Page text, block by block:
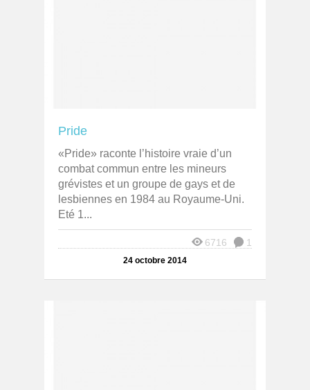
Pride
«Pride» raconte l’histoire vraie d’un
combat commun entre les mineurs
grévistes et un groupe de gays et de
lesbiennes en 1984 au Royaume-Uni.
Eté 1...
1
6716
24 octobre 2014